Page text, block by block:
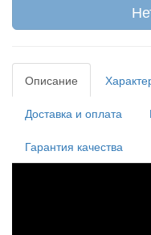
Описание
Доставка и оплата
Гарантия качества